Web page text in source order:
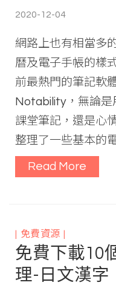
2020-12-04
網路上也有相當多
曆及電子手帳的樣
前最熱門的筆記軟
Notability，無論是
課堂筆記，還是心
整理了一些基本的
Read More
免費資源
免費下載10
理-日文漢字